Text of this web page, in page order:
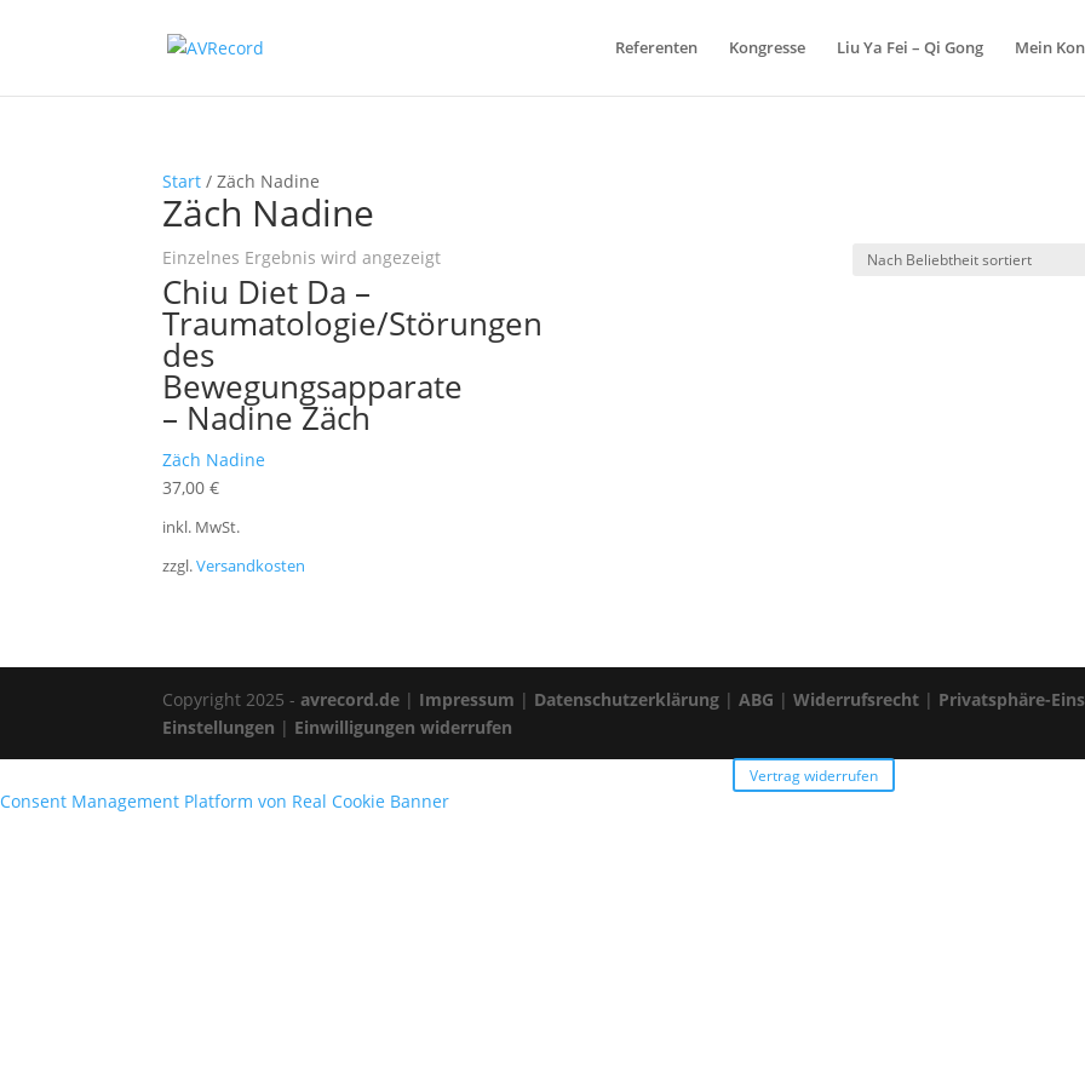
Referenten Kongresse Liu Ya Fei – Qi Gong Mein
Start / Zäch Nadine
Zäch Nadine
Einzelnes Ergebnis wird angezeigt
Chiu Diet Da –
Traumatologie/Störungen
des
Bewegungsapparate
– Nadine Zäch
Zäch Nadine
37,00€
inkl. MwSt.
zzgl.Versandkosten
Copyright 2025 -avrecord.de | Impressum | Datenschutzerklärung |ABG |Widerrufsrecht | Privatsphäre-
Einstellungen | Einwilligungen widerrufen
Vertrag widerrufen
Consent Management Platform von Real Cookie Banner